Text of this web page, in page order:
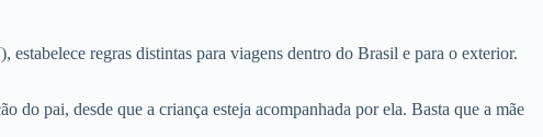
regras distintas para viagens dentro do Brasil e para o exterior.
do pai, desde que a criança esteja acompanhada por ela. Basta que a mãe